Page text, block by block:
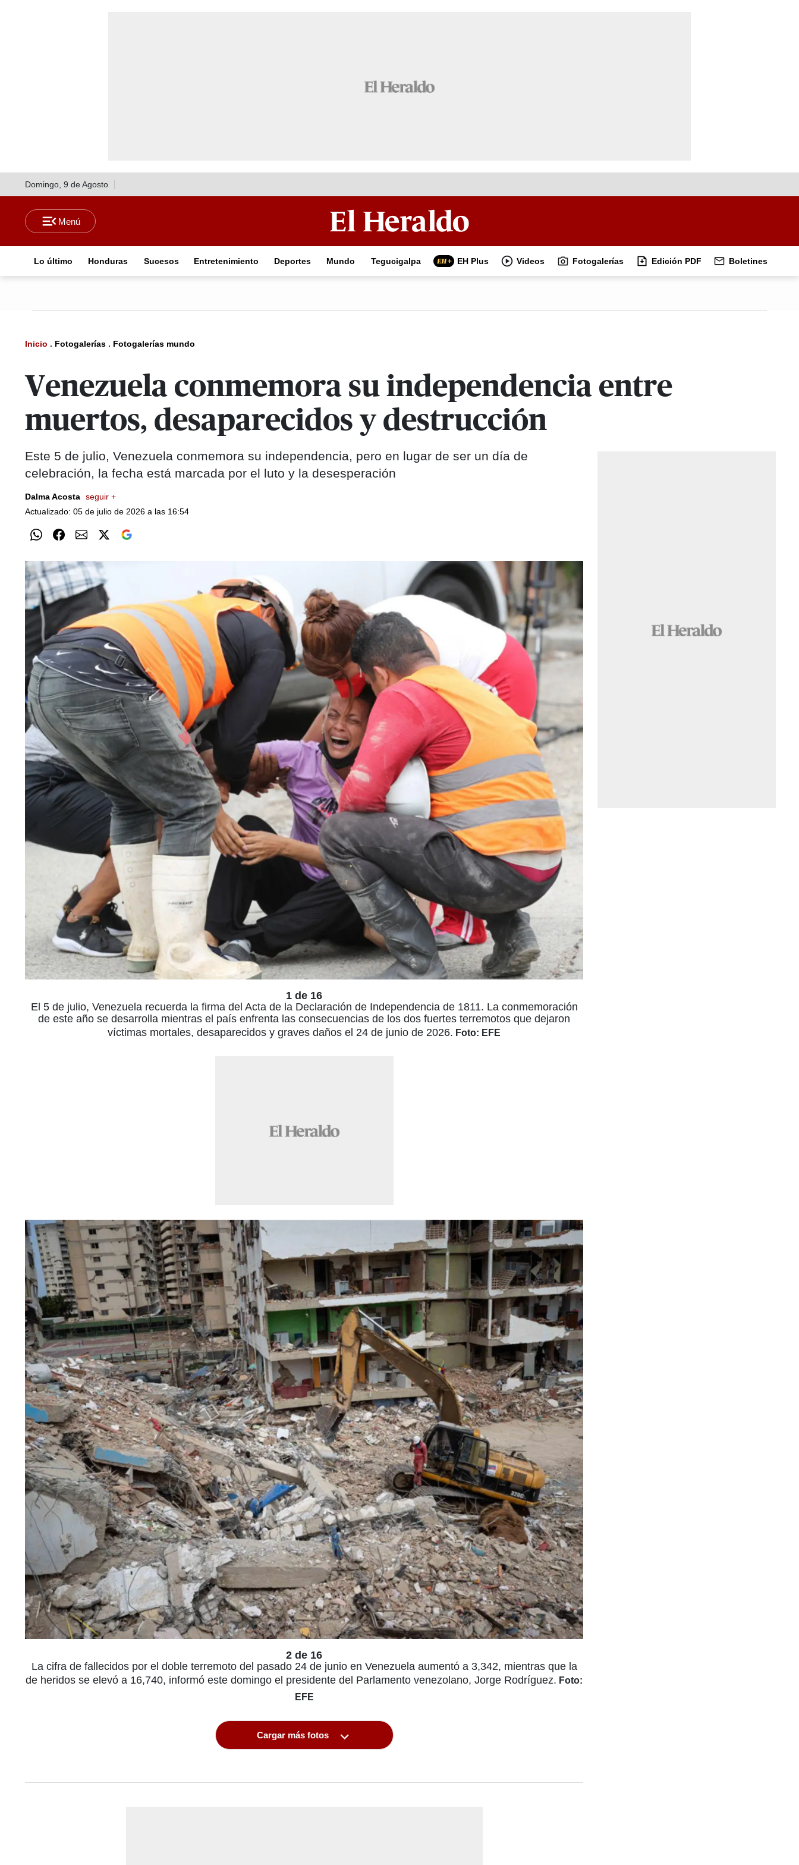
Domingo, 9 de Agosto
Lo último Honduras Sucesos Entretenimiento Deportes Mundo Tegucigalpa EH Plus Videos Fotogalerías Edición PDF Boletines
Inicio . Fotogalerías . Fotogalerías mundo
Venezuela conmemora su independencia entre
muertos, desaparecidos y destrucción
Este 5 de julio, Venezuela conmemora su independencia, pero en lugar de ser un día de
celebración, la fecha está marcada por el luto y la desesperación
Dalma Acosta seguir +
Actualizado: 05 de julio de 2026 a las 16:54
1 de 16
El 5 de julio, Venezuela recuerda la firma del Acta de la Declaración de Independencia de 1811. La conmemoración
de este año se desarrolla mientras el país enfrenta las consecuencias de los dos fuertes terremotos que dejaron
víctimas mortales, desaparecidos y graves daños el 24 de junio de 2026. Foto: EFE
2 de 16
La cifra de fallecidos por el doble terremoto del pasado 24 de junio en Venezuela aumentó a 3,342, mientras que la
de heridos se elevó a 16,740, informó este domingo el presidente del Parlamento venezolano, Jorge Rodríguez. Foto:
EFE
Cargar más fotos